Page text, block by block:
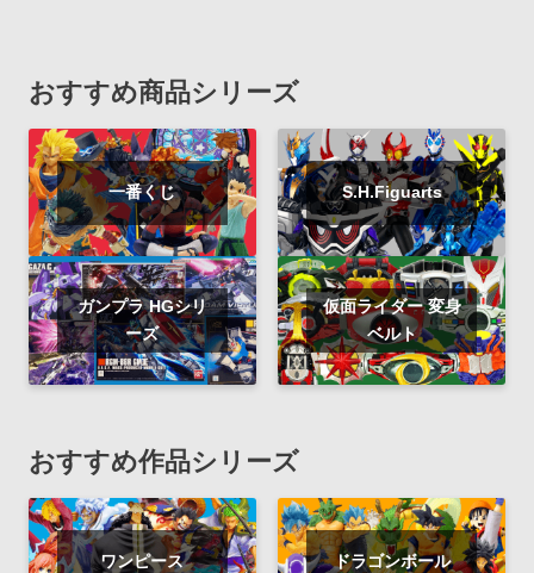
おすすめ商品シリーズ
一番くじ S.H.Figuarts
ガンプラ HGシリ
ーズ
仮面ライダー 変身
ベルト
おすすめ作品シリーズ
ワンピース ドラゴンボール